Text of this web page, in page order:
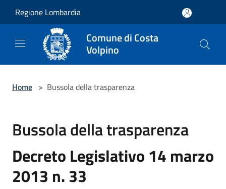
Regione Lombardia
Comune di Costa
Volpino
Home > Bussola della trasparenza
Bussola della trasparenza
Decreto Legislativo 14 marzo
2013 n. 33